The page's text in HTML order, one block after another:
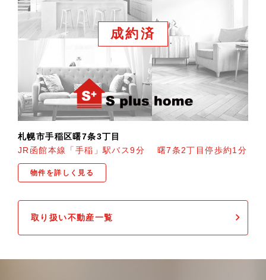
成約済
札幌市手稲区曙7条3丁目
JR函館本線「手稲」駅バス9分 曙7条2丁目停歩約1分
物件を詳しく見る
取り扱い不動産一覧